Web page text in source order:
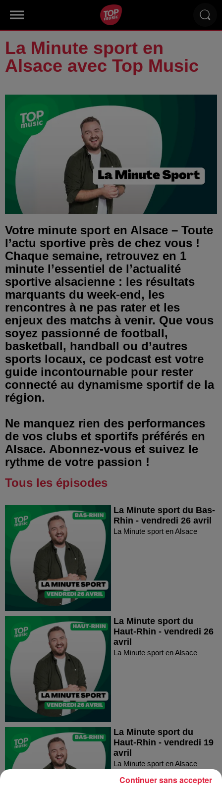
La Minute sport en
Alsace avec Top Music
Votre minute sport en Alsace – Toute
l’actu sportive près de chez vous !
Chaque semaine, retrouvez en 1
minute l’essentiel de l’actualité
sportive alsacienne : les résultats
marquants du week-end, les
rencontres à ne pas rater et les
enjeux des matchs à venir. Que vous
soyez passionné de football,
basketball, handball ou d’autres
sports locaux, ce podcast est votre
guide incontournable pour rester
connecté au dynamisme sportif de la
région.
Ne manquez rien des performances
de vos clubs et sportifs préférés en
Alsace. Abonnez-vous et suivez le
rythme de votre passion !
Tous les épisodes
La Minute sport du Bas-
Rhin - vendredi 26 avril
La Minute sport en Alsace
La Minute sport du
Haut-Rhin - vendredi 26
avril
La Minute sport en Alsace
La Minute sport du
Haut-Rhin - vendredi 19
avril
La Minute sport en Alsace
Continuer sans accepter